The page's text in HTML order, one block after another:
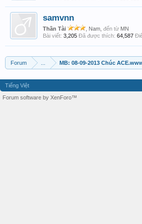
samvnn
Thần Tài , Nam, đến từ MN
Bài viết: 3,205 Đã được thích: 64,587
Forum MB: 08-09-2013 Chúc
Tiếng Việt
Forum software by XenForo™